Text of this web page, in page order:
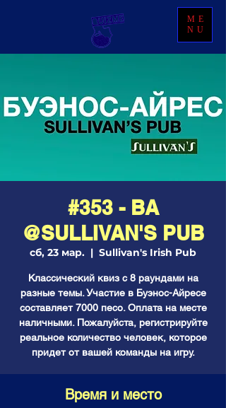
ME
NU
#353 - BA
@SULLIVAN'S PUB
сб, 23 мар.
  |
Sullivan's Irish Pub
Классический квиз с 8 раундами на
разные темы. Участие в Буэнос-Айресе
составляет 7000 песо. Оплата на месте
наличными. Пожалуйста, регистрируйте
реальное количество человек, которое
придет от вашей команды на игру.
Время и место